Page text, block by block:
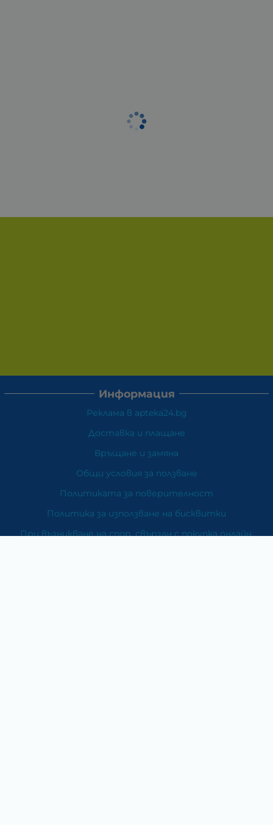
Информация
Реклама в apteka24.bg
Доставка и плащане
Връщане и замяна
Общи условия за ползване
Политиката за поверителност
Политика за използване на бисквитки
При възникване на спор, свързан с покупка онлайн,